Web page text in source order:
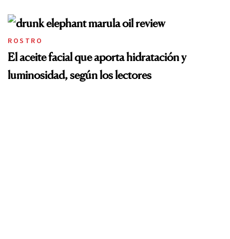
ROSTRO
El aceite facial que aporta hidratación y
luminosidad, según los lectores